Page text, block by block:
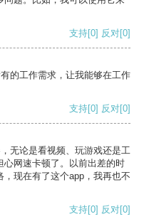
支持[0] 反对[0]
的工作需求，让我能够在工作
支持[0] 反对[0]
无论是看视频、玩游戏还是工
网速卡顿了。以前出差的时
现在有了这个app，我再也不
支持[0] 反对[0]